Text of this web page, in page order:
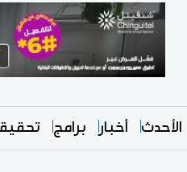
الأحدث أخبار برامج